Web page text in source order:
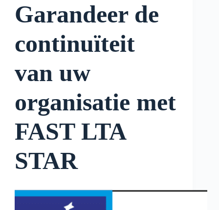
Garandeer de
continuïteit
van uw
organisatie met
FAST LTA
STAR